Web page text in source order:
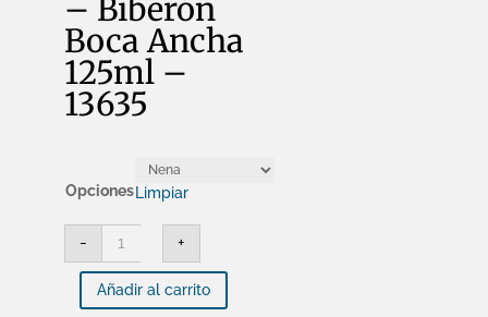
– Biberón
Boca Ancha
125ml –
13635
OpcionesLimpiar
-
BABELITO
Biberón
Boca
Ancha
125ml
+
Añadir al carrito